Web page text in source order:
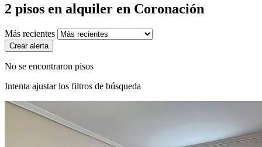
2 pisos en alquiler en Coronación
Más recientes
Crear alerta
No se encontraron pisos
Intenta ajustar los filtros de búsqueda